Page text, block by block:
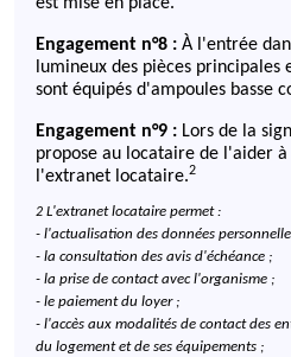
Engagement n°8 : À l'entrée
lumineux des pièces principales
sont équipés d'ampoules basse
Engagement n°9 : Lors de la
propose au locataire de l'aider
l'extranet locataire.2
2 L'extranet locataire permet :
- l'actualisation des données
- la consultation des avis d'échéance ;
- la prise de contact avec l'organisme ;
- le paiement du loyer ;
- l'accès aux modalités de contact des
du logement et de ses équipements ;